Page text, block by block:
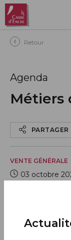
Aller au
Retour
Agenda
Métiers
PARTAGER
VENTE GÉNÉRALE
03 octobre